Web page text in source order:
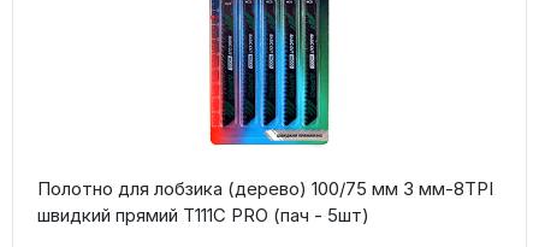
Полотно для лобзика (дерево) 100/75 мм 3 мм-8TPI
швидкий прямий T111C PRO (пач - 5шт)